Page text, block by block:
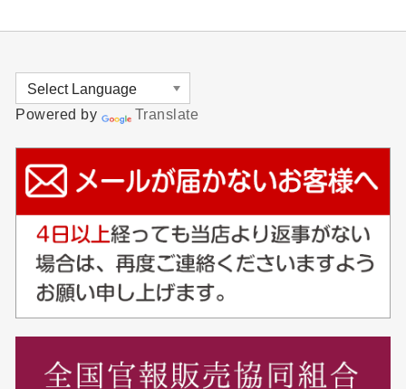
Powered by Translate